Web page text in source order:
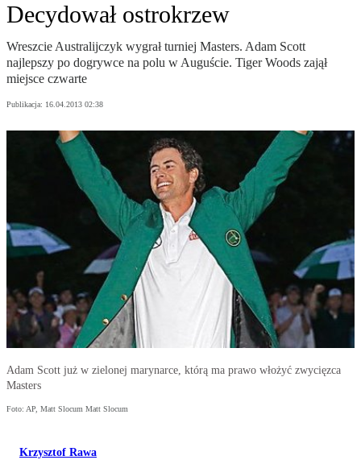
Decydował ostrokrzew
Wreszcie Australijczyk wygrał turniej Masters. Adam Scott
najlepszy po dogrywce na polu w Auguście. Tiger Woods zajął
miejsce czwarte
Publikacja: 16.04.2013 02:38
Adam Scott już w zielonej marynarce, którą ma prawo włożyć zwycięzca
Masters
Foto: AP, Matt Slocum Matt Slocum
Krzysztof Rawa